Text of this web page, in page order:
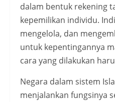
dalam bentuk rekening
kepemilikan individu.
mengelola, dan
untuk kepentingannya
cara yang dilakukan
Negara dalam sistem
menjalankan fungsinya